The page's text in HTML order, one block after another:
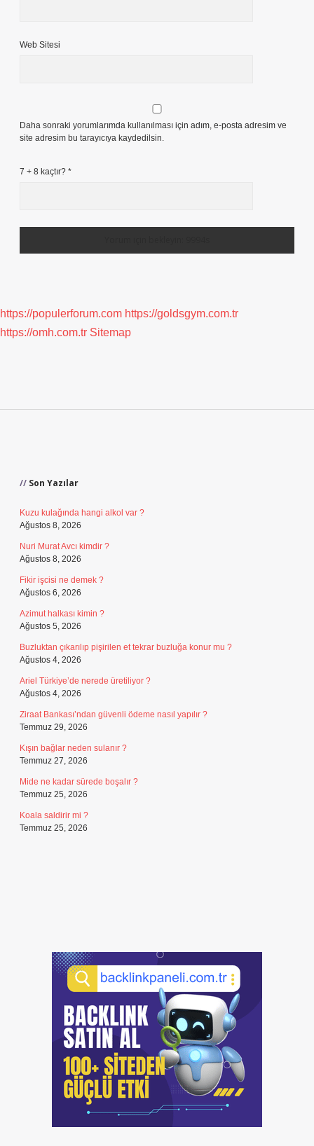
Web Sitesi
Daha sonraki yorumlarımda kullanılması için adım, e-posta adresim ve
site adresim bu tarayıcıya kaydedilsin.
7 + 8 kaçtır? *
https://populerforum.com https://goldsgym.com.tr
https://omh.com.tr Sitemap
Son Yazılar
Kuzu kulağında hangi alkol var ?
Ağustos 8, 2026
Nuri Murat Avcı kimdir ?
Ağustos 8, 2026
Fikir işcisi ne demek ?
Ağustos 6, 2026
Azimut halkası kimin ?
Ağustos 5, 2026
Buzluktan çıkarılıp pişirilen et tekrar buzluğa konur mu ?
Ağustos 4, 2026
Ariel Türkiye’de nerede üretiliyor ?
Ağustos 4, 2026
Ziraat Bankası’ndan güvenli ödeme nasıl yapılır ?
Temmuz 29, 2026
Kışın bağlar neden sulanır ?
Temmuz 27, 2026
Mide ne kadar sürede boşalır ?
Temmuz 25, 2026
Koala saldirir mi ?
Temmuz 25, 2026